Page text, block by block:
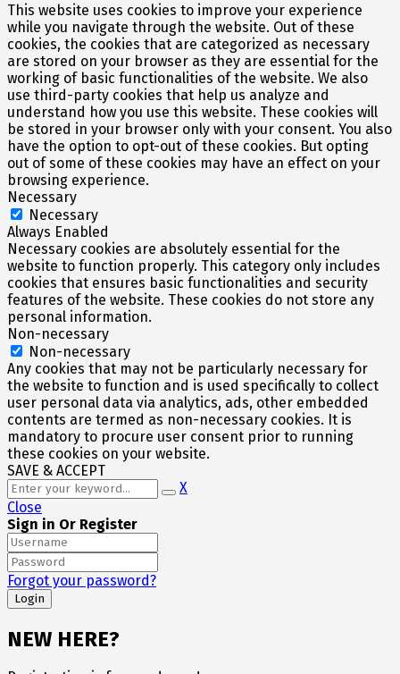
This website uses cookies to improve your experience
while you navigate through the website. Out of these
cookies, the cookies that are categorized as necessary
are stored on your browser as they are essential for the
working of basic functionalities of the website. We also
use third-party cookies that help us analyze and
understand how you use this website. These cookies will
be stored in your browser only with your consent. You also
have the option to opt-out of these cookies. But opting
out of some of these cookies may have an effect on your
browsing experience.
Necessary
Necessary
Always Enabled
Necessary cookies are absolutely essential for the
website to function properly. This category only includes
cookies that ensures basic functionalities and security
features of the website. These cookies do not store any
personal information.
Non-necessary
Non-necessary
Any cookies that may not be particularly necessary for
the website to function and is used specifically to collect
user personal data via analytics, ads, other embedded
contents are termed as non-necessary cookies. It is
mandatory to procure user consent prior to running
these cookies on your website.
SAVE & ACCEPT
X
Close
Sign in Or Register
Forgot your password?
NEW HERE?